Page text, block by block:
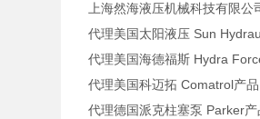
上海然海液压机械科技有限公
代理美国太阳液压 Sun
代理美国海德福斯 Hydra
代理美国科迈拓 Comatrol产品.
代理德国派克柱塞泵 Parker产